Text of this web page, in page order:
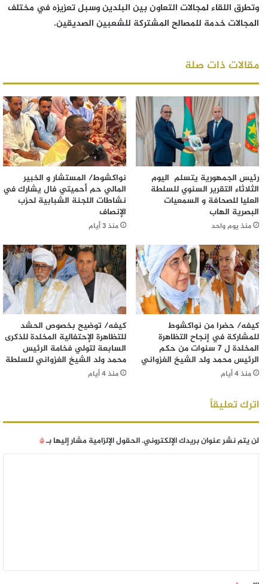
وتطرق اللقاء لمجالات التعاون بين البلدين وسبل تعزيزه في مختلف
المجالات خدمة للمصالح المشتركة للشعبين الصديقين.
مقالات ذات صلة
رئيس الجمهورية يتسلم اليوم
الثلاثاء التقرير السنوي للسلطة
العليا للصحافة و السمعيات
البصرية الهاب
منذ يوم واحد
نواكشوط/ المستشار و الخبير
المالي حم أحميتي فال يشارك في
نشاطات اللجنة الشبابية لحزب
الإنصاف
منذ 3 أيام
كيفه/ حضرا من نواكشوط
للمشاركة في إنجاح التظاهرة
المخلدة ل 7 سنوات من حكم
الرئيس محمد ولد الشيخ الغزواني
منذ 4 أيام
كيفه/ توضيح بخصوص الحشد
للتظاهرة الإحتفالية المخلدة للذكرى
السابعة لتولي فخامة الرئيس
محمد ولد الشيخ الغزواني للسلطة
منذ 4 أيام
اترك تعليقاً
لن يتم نشر عنوان بريدك الإلكتروني.الحقول الإلزامية مشار إليها بـ*